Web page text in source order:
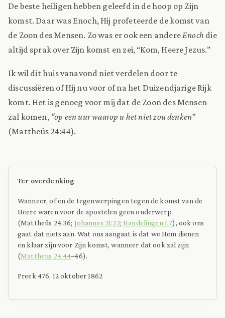
De beste heiligen hebben geleefd in de hoop op Zijn
komst. Daar was Enoch, Hij profeteerde de komst van
de Zoon des Mensen. Zo was er ook een andere Enoch die
altijd sprak over Zijn komst en zei, “Kom, Heere Jezus.”
Ik wil dit huis vanavond niet verdelen door te
discussiëren of Hij nu voor of na het Duizendjarige Rijk
komt. Het is genoeg voor mij dat de Zoon des Mensen
zal komen, “op een uur waarop u het niet zou denken”
(Mattheüs 24:44).
Ter overdenking
Wanneer, of en de tegenwerpingen tegen de komst van de
Heere waren voor de apostelen geen onderwerp
(Mattheüs 24:36; Johannes 21:22; Handelingen 1:7), ook ons
gaat dat niets aan. Wat ons aangaat is dat we Hem dienen
en klaar zijn voor Zijn komst, wanneer dat ook zal zijn
(Mattheus 24:44–46).
Preek 476, 12 oktober 1862